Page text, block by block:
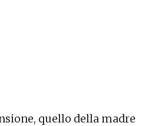
quello della madre